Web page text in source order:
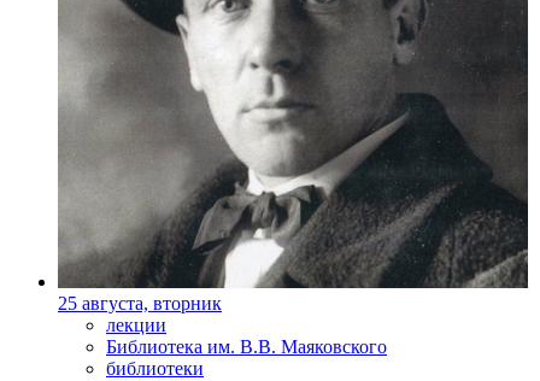
25 августа, вторник
лекции
Библиотека им. В.В. Маяковского
библиотеки